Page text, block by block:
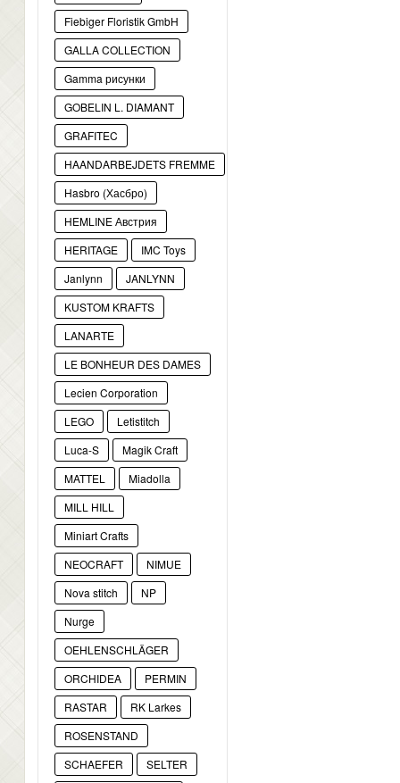
Fiebiger Floristik GmbH
GALLA COLLECTION
Gamma рисунки
GOBELIN L. DIAMANT
GRAFITEC
HAANDARBEJDETS FREMME
Hasbro (Хасбро)
HEMLINE Австрия
HERITAGE
IMC Toys
Janlynn
JANLYNN
KUSTOM KRAFTS
LANARTE
LE BONHEUR DES DAMES
Lecien Corporation
LEGO
Letistitch
Luca-S
Magik Craft
MATTEL
Miadolla
MILL HILL
Miniart Crafts
NEOCRAFT
NIMUE
Nova stitch
NP
Nurge
OEHLENSCHLÄGER
ORCHIDEA
PERMIN
RASTAR
RK Larkes
ROSENSTAND
SCHAEFER
SELTER